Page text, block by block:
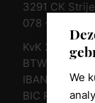
We
3291 CK
078 - 674 84
KvK 23011135
BTW nr. NL
IBAN NL10
BIC